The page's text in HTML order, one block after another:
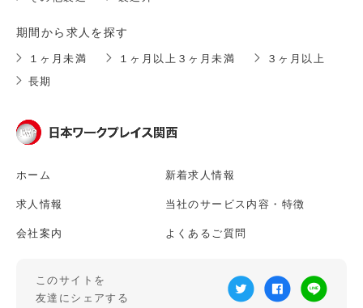
ホーム 新着求人情報
求人情報 当社のサービス内容・特徴
会社案内 よくあるご質問
このサイトを
友達にシェアする
期間から求人を探す
１ヶ月未満 １ヶ月以上３ヶ月未満
３ヶ月以上
長期